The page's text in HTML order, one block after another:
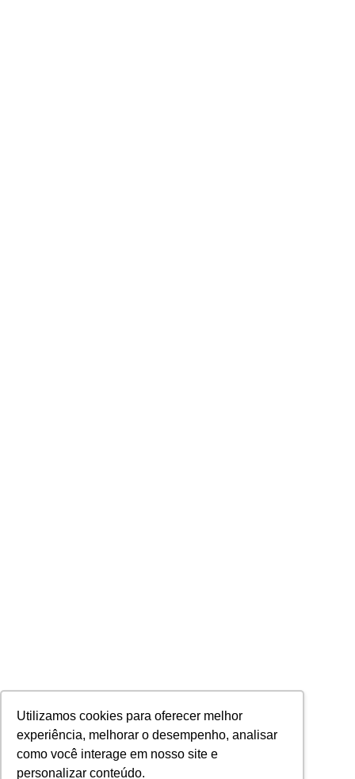
Utilizamos cookies para oferecer melhor
experiência, melhorar o desempenho, analisar
como você interage em nosso site e
personalizar conteúdo.